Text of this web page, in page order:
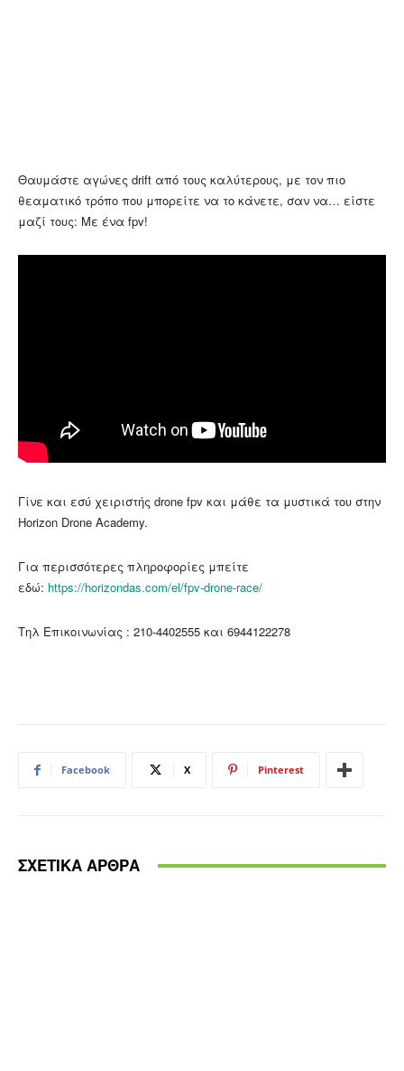
Θαυμάστε αγώνες drift από τους καλύτερους, με τον πιο
θεαματικό τρόπο που μπορείτε να το κάνετε, σαν να… είστε
μαζί τους: Με ένα fpv!
Γίνε και εσύ χειριστής drone fpv και μάθε τα μυστικά του στην
Horizon Drone Academy.
Για περισσότερες πληροφορίες μπείτε
εδώ: https://horizondas.com/el/fpv-drone-race/
Tηλ Επικοινωνίας : 210-4402555 και 6944122278
Facebook X Pinterest
ΣΧΕΤΙΚΑ ΑΡΘΡΑ